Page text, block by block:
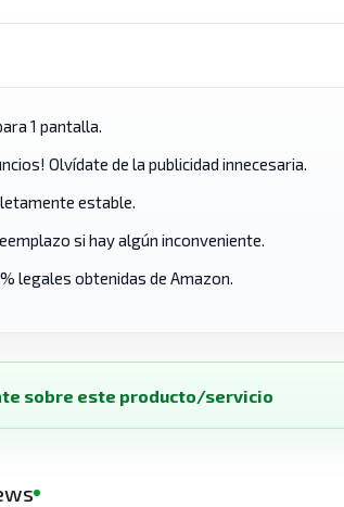
1 pantalla.
Olvídate de la publicidad innecesaria.
estable.
si hay algún inconveniente.
legales obtenidas de Amazon.
sobre este producto/servicio